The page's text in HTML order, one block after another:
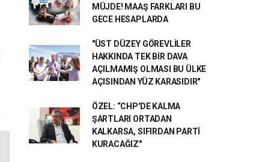
MÜJDE! MAAŞ FARKLARI BU
GECE HESAPLARDA
"ÜST DÜZEY GÖREVLİLER
HAKKINDA TEK BİR DAVA
AÇILMAMIŞ OLMASI BU ÜLKE
AÇISINDAN YÜZ KARASIDIR"
ÖZEL: “CHP'DE KALMA
ŞARTLARI ORTADAN
KALKARSA, SIFIRDAN PARTİ
KURACAĞIZ"